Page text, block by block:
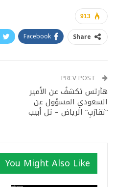
913
Share
Facebook
هآرتس تكشفُ عن الأمير
السعودي المسؤول عن
“تقارُبِ” الرياض – تل أبيب
You Might Also Like